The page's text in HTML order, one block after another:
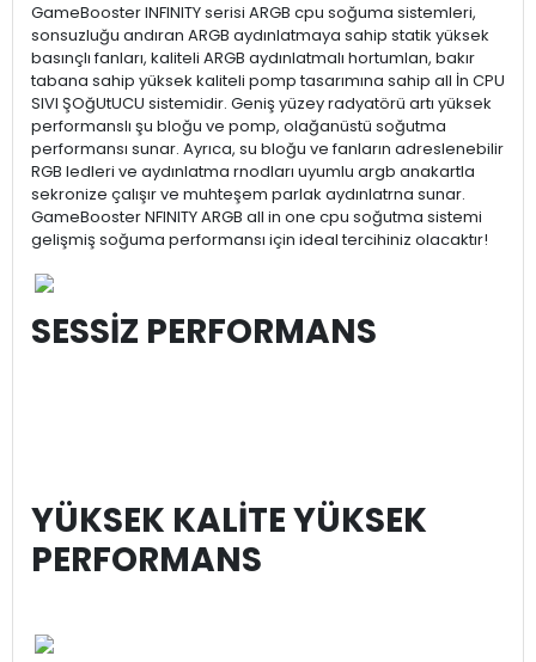
GameBooster INFINITY serisi ARGB cpu soğuma sistemleri,
sonsuzluğu andıran ARGB aydınlatmaya sahip statik yüksek
basınçlı fanları, kaliteli ARGB aydınlatmalı hortumlan, bakır
tabana sahip yüksek kaliteli pomp tasarımına sahip all İn CPU
SIVI ŞOğUtUCU sistemidir. Geniş yüzey radyatörü artı yüksek
performanslı şu bloğu ve pomp, olağanüstü soğutma
performansı sunar. Ayrıca, su bloğu ve fanların adreslenebilir
RGB ledleri ve aydınlatma rnodları uyumlu argb anakartla
sekronize çalışır ve muhteşem parlak aydınlatrna sunar.
GameBooster NFINITY ARGB all in one cpu soğutma sistemi
gelişmiş soğuma performansı için ideal tercihiniz olacaktır!
SESSİZ PERFORMANS
YÜKSEK KALİTE YÜKSEK
PERFORMANS